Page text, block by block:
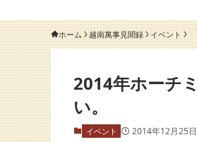
ホーム 越南萬事見聞録 イベント
2014年ホーチ
い。
イベント 2014年12月25日